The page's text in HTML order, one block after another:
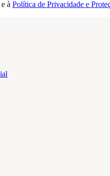
e à Política de Privacidade e